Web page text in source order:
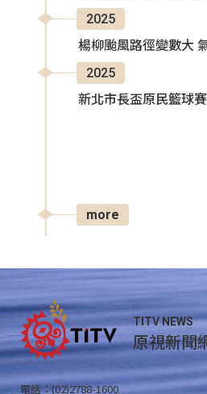
2025
楊柳颱風路徑變數大
2025
新北市長盃原民籃球
more
TITV NEWS
原視新聞
電話：(02)2788-1600